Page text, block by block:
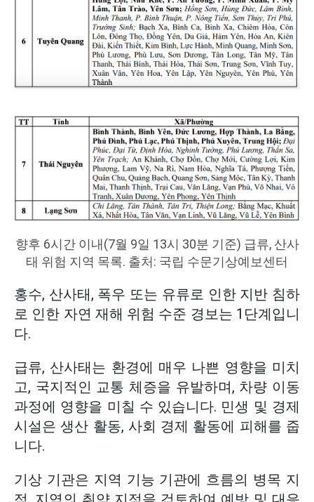
향후 6시간 이내(7월 9일 13시 30분 기준) 급류, 산사
태 위험 지역 목록. 출처: 국립 수문기상예보센터
홍수, 산사태, 폭우 또는 유류로 인한 지반 침하
로 인한 자연 재해 위험 수준 경보는 1단계입니
다.
급류, 산사태는 환경에 매우 나쁜 영향을 미치
고, 국지적인 교통 체증을 유발하며, 차량 이동
과정에 영향을 미칠 수 있습니다. 민생 및 경제
시설은 생산 활동, 사회 경제 활동에 피해를 줍
니다.
기상 기관은 지역 기능 기관에 흐름의 병목 지